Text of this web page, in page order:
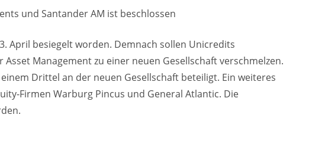
und Santander AM ist beschlossen
April besiegelt worden. Demnach sollen Unicredits
Management zu einer neuen Gesellschaft verschmelzen.
Drittel an der neuen Gesellschaft beteiligt. Ein weiteres
Firmen Warburg Pincus und General Atlantic. Die